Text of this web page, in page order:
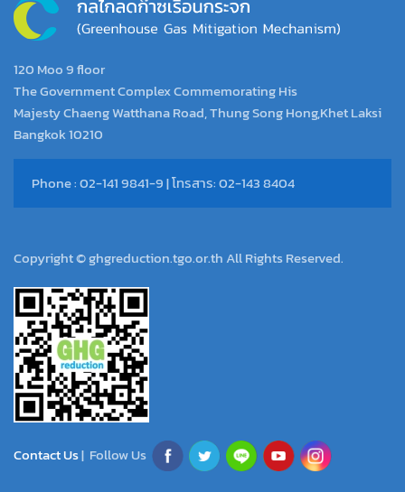
120 Moo 9 floor
The Government Complex Commemorating His
Majesty Chaeng Watthana Road, Thung Song Hong,Khet Laksi
Bangkok 10210
Phone : 02-141 9841-9 | โทรสาร: 02-143 8404
Copyright © ghgreduction.tgo.or.th All Rights Reserved.
Contact Us| Follow Us